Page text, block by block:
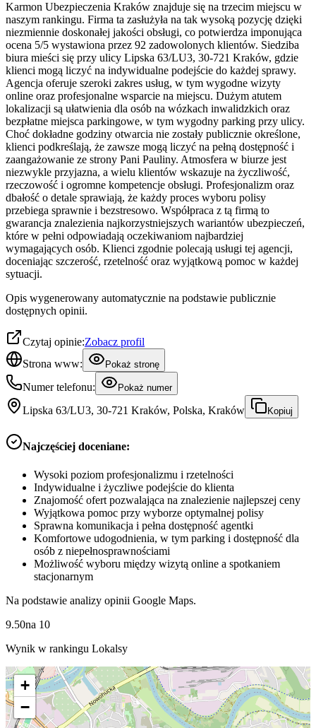
Karmon Ubezpieczenia Kraków znajduje się na trzecim miejscu w
naszym rankingu. Firma ta zasłużyła na tak wysoką pozycję dzięki
niezmiennie doskonałej jakości obsługi, co potwierdza imponująca
ocena 5/5 wystawiona przez 92 zadowolonych klientów. Siedziba
biura mieści się przy ulicy Lipska 63/LU3, 30-721 Kraków, gdzie
klienci mogą liczyć na indywidualne podejście do każdej sprawy.
Agencja oferuje szeroki zakres usług, w tym wygodne wizyty
online oraz profesjonalne wsparcie na miejscu. Dużym atutem
lokalizacji są ułatwienia dla osób na wózkach inwalidzkich oraz
bezpłatne miejsca parkingowe, w tym wygodny parking przy ulicy.
Choć dokładne godziny otwarcia nie zostały publicznie określone,
klienci podkreślają, że zawsze mogą liczyć na pełną dostępność i
zaangażowanie ze strony Pani Pauliny. Atmosfera w biurze jest
niezwykle przyjazna, a wielu klientów wskazuje na życzliwość,
rzeczowość i ogromne kompetencje obsługi. Profesjonalizm oraz
dbałość o detale sprawiają, że każdy proces wyboru polisy
przebiega sprawnie i bezstresowo. Współpraca z tą firmą to
gwarancja znalezienia najkorzystniejszych wariantów ubezpieczeń,
które w pełni odpowiadają oczekiwaniom najbardziej
wymagających osób. Klienci zgodnie polecają usługi tej agencji,
doceniając szczerość, rzetelność oraz wyjątkową pomoc w każdej
sytuacji.
Opis wygenerowany automatycznie na podstawie publicznie
dostępnych opinii.
Czytaj opinie:Zobacz profil
Strona www:
Pokaż stronę
Numer telefonu: Pokaż numer
Lipska 63/LU3, 30-721 Kraków, Polska, Kraków Kopiuj
Najczęściej doceniane:
Wysoki poziom profesjonalizmu i rzetelności
Indywidualne i życzliwe podejście do klienta
Znajomość ofert pozwalająca na znalezienie najlepszej ceny
Wyjątkowa pomoc przy wyborze optymalnej polisy
Sprawna komunikacja i pełna dostępność agentki
Komfortowe udogodnienia, w tym parking i dostępność dla
osób z niepełnosprawnościami
Możliwość wyboru między wizytą online a spotkaniem
stacjonarnym
Na podstawie analizy opinii Google Maps.
9.50na 10
Wynik w rankingu Lokalsy
+
−